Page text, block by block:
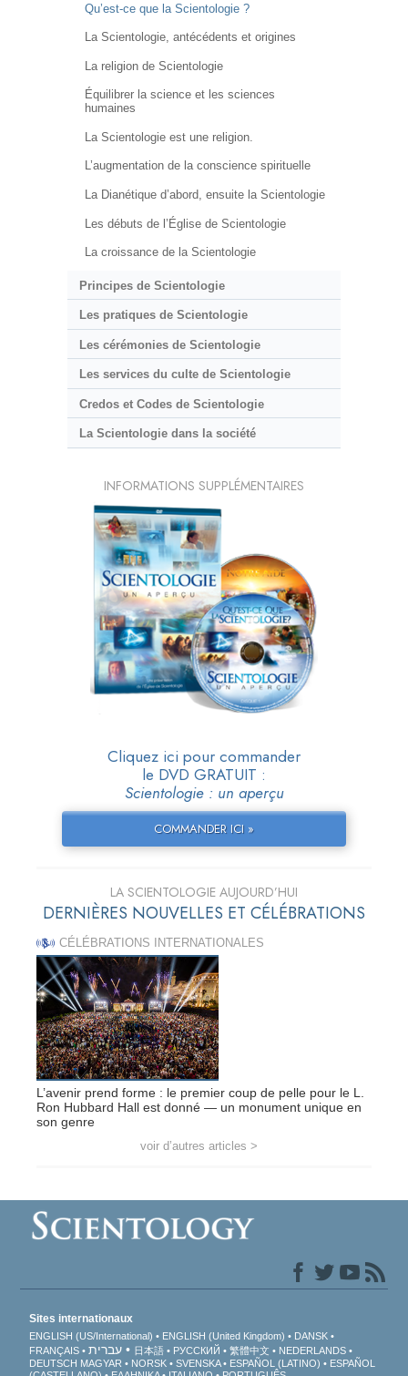
Qu’est-ce que la Scientologie ?
La Scientologie, antécédents et origines
La religion de Scientologie
Équilibrer la science et les sciences
humaines
La Scientologie est une religion.
L’augmentation de la conscience spirituelle
La Dianétique d’abord, ensuite la Scientologie
Les débuts de l’Église de Scientologie
La croissance de la Scientologie
Principes de Scientologie
Les pratiques de Scientologie
Les cérémonies de Scientologie
Les services du culte de Scientologie
Credos et Codes de Scientologie
La Scientologie dans la société
INFORMATIONS SUPPLÉMENTAIRES
Cliquez ici pour commander
le DVD GRATUIT :
Scientologie : un aperçu
COMMANDER ICI »
LA SCIENTOLOGIE AUJOURD’HUI
DERNIÈRES NOUVELLES ET CÉLÉBRATIONS
CÉLÉBRATIONS INTERNATIONALES
L’avenir prend forme : le premier coup de pelle pour le L.
Ron Hubbard Hall est donné — un monument unique en
son genre
voir d’autres articles >
Sites internationaux
ENGLISH (US/International) ENGLISH (United Kingdom)
DANSK
FRANÇAIS
עברית 日本語 РУССКИЙ 繁體中文
NEDERLANDS
DEUTSCH MAGYAR NORSK SVENSKA ESPAÑOL (LATINO)
ESPAÑOL